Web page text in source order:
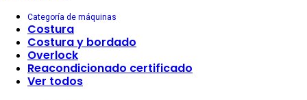
Categoría de máquinas
Costura
Costura y bordado
Overlock
Reacondicionado certificado
Ver todos